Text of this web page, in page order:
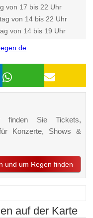
von 17 bis 22 Uhr
von 14 bis 22 Uhr
von 14 bis 19 Uhr
finden Sie Tickets,
Konzerte, Shows &
und um Regen finden
auf der Karte